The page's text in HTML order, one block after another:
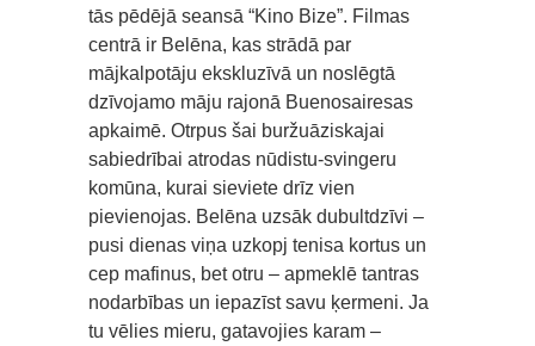
tās pēdējā seansā “Kino Bize”. Filmas
centrā ir Belēna, kas strādā par
mājkalpotāju ekskluzīvā un noslēgtā
dzīvojamo māju rajonā Buenosairesas
apkaimē. Otrpus šai buržuāziskajai
sabiedrībai atrodas nūdistu-svingeru
komūna, kurai sieviete drīz vien
pievienojas. Belēna uzsāk dubultdzīvi –
pusi dienas viņa uzkopj tenisa kortus un
cep mafinus, bet otru – apmeklē tantras
nodarbības un iepazīst savu ķermeni. Ja
tu vēlies mieru, gatavojies karam –